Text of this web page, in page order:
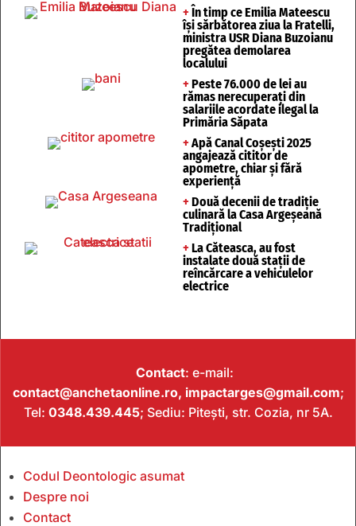
+ În timp ce Emilia Mateescu
își sărbătorea ziua la Fratelli,
ministra USR Diana Buzoianu
pregătea demolarea
localului
+ Peste 76.000 de lei au
rămas nerecuperați din
salariile acordate ilegal la
Primăria Săpata
+ Apă Canal Coșești 2025
angajează cititor de
apometre, chiar și fără
experiență
+ Două decenii de tradiție
culinară la Casa Argeșeană
Tradițional
+ La Căteasca, au fost
instalate două stații de
reîncărcare a vehiculelor
electrice
Contact: e-mail:
contact@anchetaonline.ro, impactarges@gmail.com;
Tel: 0348.439.445; Sediu: Pitești, str. Cozia, nr 5A.
Codul Deontologic asumat
Despre noi
Contact